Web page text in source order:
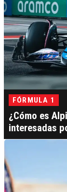
FÓRMULA 1
¿Cómo es
interesadas